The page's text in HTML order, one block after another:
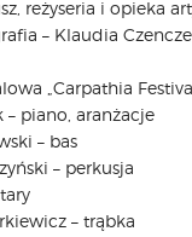
reżyseria i opieka
– Klaudia
„Carpathia
– piano, aranżacje
– bas
– perkusja
– trąbka